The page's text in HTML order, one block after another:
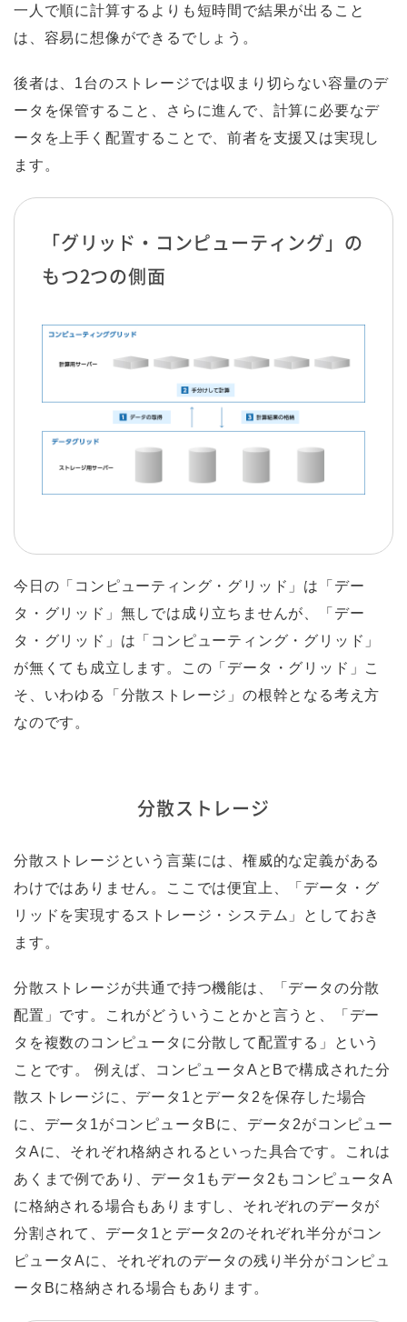
一人で順に計算するよりも短時間で結果が出ること
は、容易に想像ができるでしょう。
後者は、1台のストレージでは収まり切らない容量のデ
ータを保管すること、さらに進んで、計算に必要なデ
ータを上手く配置することで、前者を支援又は実現し
ます。
「グリッド・コンピューティング」の
もつ2つの側面
今日の「コンピューティング・グリッド」は「デー
タ・グリッド」無しでは成り立ちませんが、「デー
タ・グリッド」は「コンピューティング・グリッド」
が無くても成立します。この「データ・グリッド」こ
そ、いわゆる「分散ストレージ」の根幹となる考え方
なのです。
分散ストレージ
分散ストレージという言葉には、権威的な定義がある
わけではありません。ここでは便宜上、「データ・グ
リッドを実現するストレージ・システム」としておき
ます。
分散ストレージが共通で持つ機能は、「データの分散
配置」です。これがどういうことかと言うと、「デー
タを複数のコンピュータに分散して配置する」という
ことです。 例えば、コンピュータAとBで構成された分
散ストレージに、データ1とデータ2を保存した場合
に、データ1がコンピュータBに、データ2がコンピュー
タAに、それぞれ格納されるといった具合です。これは
あくまで例であり、データ1もデータ2もコンピュータA
に格納される場合もありますし、それぞれのデータが
分割されて、データ1とデータ2のそれぞれ半分がコン
ピュータAに、それぞれのデータの残り半分がコンピュ
ータBに格納される場合もあります。